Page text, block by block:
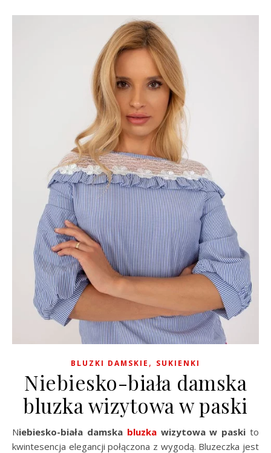
BLUZKI DAMSKIE , SUKIENKI
Niebiesko-biała damska
bluzka wizytowa w paski
Niebiesko-biała damska bluzkawizytowa w paski to
kwintesencja elegancji połączona z wygodą. Bluzeczka jest